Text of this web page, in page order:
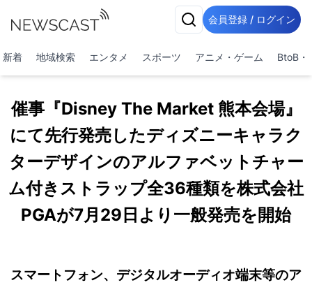
会員登録 / ログイン
新着 地域検索 エンタメ スポーツ アニメ・ゲーム BtoB・
催事『Disney The Market 熊本会場』
にて先行発売したディズニーキャラク
ターデザインのアルファベットチャー
ム付きストラップ全36種類を株式会社
PGAが7月29日より一般発売を開始
スマートフォン、デジタルオーディオ端末等のア